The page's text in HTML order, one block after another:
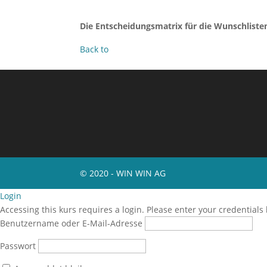
Die Entscheidungsmatrix für die
Back to
© 2020 - WIN WIN AG
Login
Accessing this kurs requires a login. Please enter your credentials
Benutzername oder E-Mail-Adresse
Passwort